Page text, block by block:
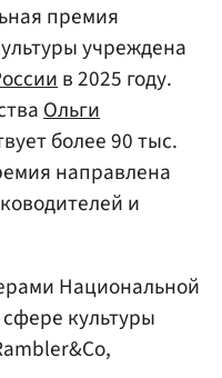
премия
учреждена
в 2025 году.
Ольги
более 90 тыс.
направлена
и
Национальной
культуры